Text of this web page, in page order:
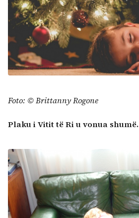
Foto: © Brittanny Rogone
Plaku i Vitit të Ri u vonua shumë.